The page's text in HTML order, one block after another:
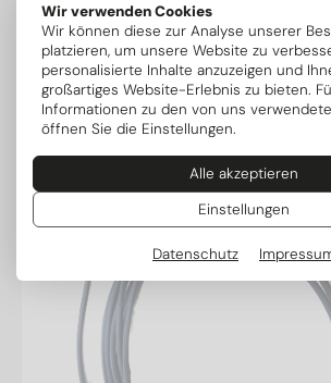
Wir verwenden Cookies
Wir können diese zur Analyse unserer
platzieren, um unsere Website zu
personalisierte Inhalte anzuzeigen und
großartiges Website-Erlebnis zu bieten.
Informationen zu den von uns
öffnen Sie die Einstellungen.
Alle akzeptieren
Einstellungen
Datenschutz